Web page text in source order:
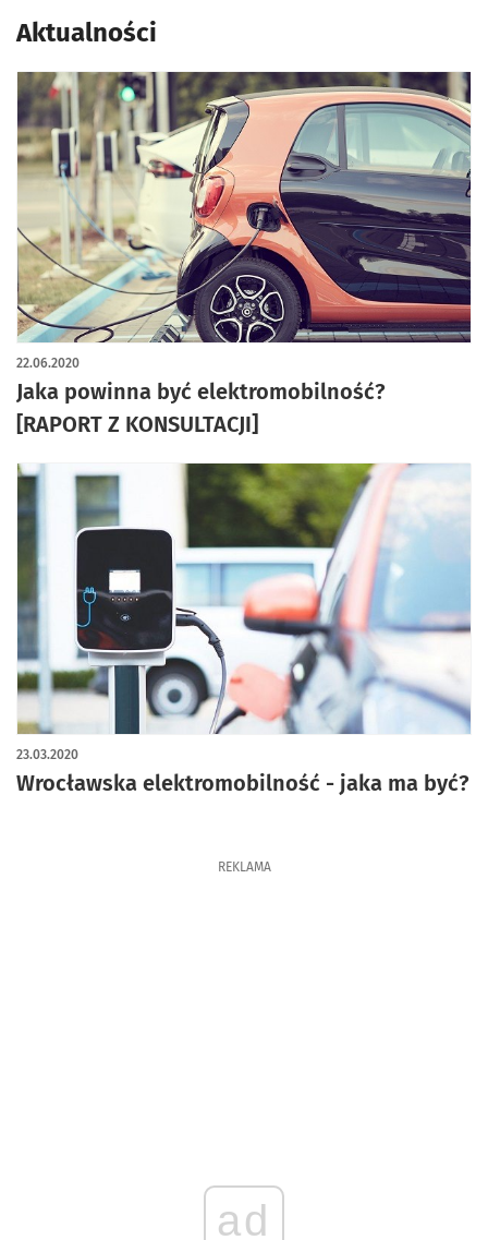
Aktualności
Jaka powinna być elektromobilność?
[RAPORT Z KONSULTACJI]
22.06.2020
Wrocławska elektromobilność - jaka ma być?
23.03.2020
REKLAMA
ad